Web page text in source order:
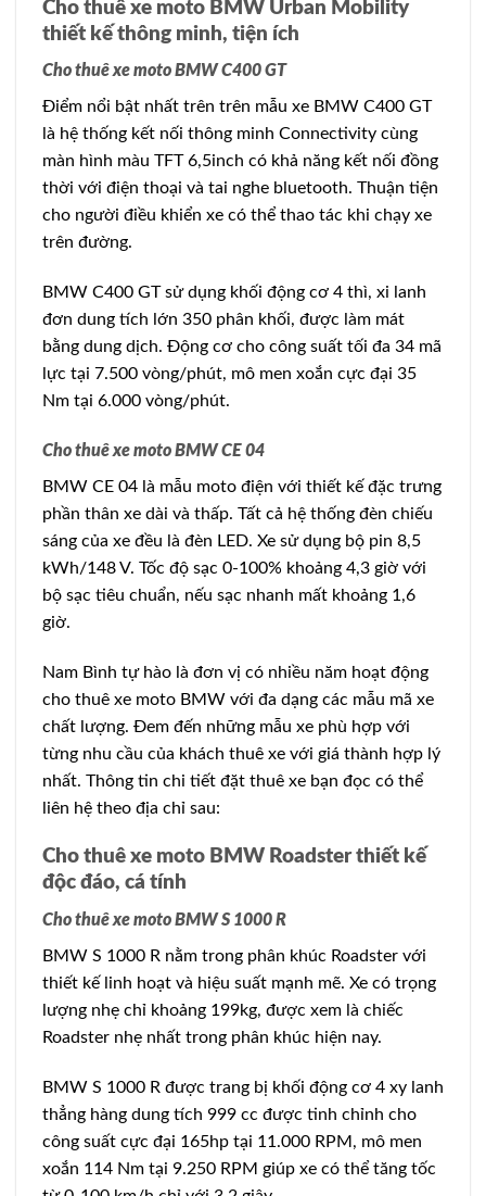
Cho thuê xe moto BMW Urban Mobility
thiết kế thông minh, tiện ích
Cho thuê xe moto BMW C400 GT
Điểm nổi bật nhất trên trên mẫu xe BMW C400 GT
là hệ thống kết nối thông minh Connectivity cùng
màn hình màu TFT 6,5inch có khả năng kết nối đồng
thời với điện thoại và tai nghe bluetooth. Thuận tiện
cho người điều khiển xe có thể thao tác khi chạy xe
trên đường.
BMW C400 GT sử dụng khối động cơ 4 thì, xi lanh
đơn dung tích lớn 350 phân khối, được làm mát
bằng dung dịch. Động cơ cho công suất tối đa 34 mã
lực tại 7.500 vòng/phút, mô men xoắn cực đại 35
Nm tại 6.000 vòng/phút.
Cho thuê xe moto BMW CE 04
BMW CE 04 là mẫu moto điện với thiết kế đặc trưng
phần thân xe dài và thấp. Tất cả hệ thống đèn chiếu
sáng của xe đều là đèn LED. Xe sử dụng bộ pin 8,5
kWh/148 V. Tốc độ sạc 0-100% khoảng 4,3 giờ với
bộ sạc tiêu chuẩn, nếu sạc nhanh mất khoảng 1,6
giờ.
Nam Bình tự hào là đơn vị có nhiều năm hoạt động
cho thuê xe moto BMW với đa dạng các mẫu mã xe
chất lượng. Đem đến những mẫu xe phù hợp với
từng nhu cầu của khách thuê xe với giá thành hợp lý
nhất. Thông tin chi tiết đặt thuê xe bạn đọc có thể
liên hệ theo địa chỉ sau:
Cho thuê xe moto BMW Roadster thiết kế
độc đáo, cá tính
Cho thuê xe moto BMW S 1000 R
BMW S 1000 R nằm trong phân khúc Roadster với
thiết kế linh hoạt và hiệu suất mạnh mẽ. Xe có trọng
lượng nhẹ chỉ khoảng 199kg, được xem là chiếc
Roadster nhẹ nhất trong phân khúc hiện nay.
BMW S 1000 R được trang bị khối động cơ 4 xy lanh
thẳng hàng dung tích 999 cc được tinh chỉnh cho
công suất cực đại 165hp tại 11.000 RPM, mô men
xoắn 114 Nm tại 9.250 RPM giúp xe có thể tăng tốc